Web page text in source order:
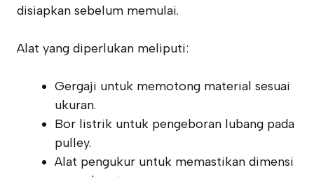
disiapkan sebelum memulai.
Alat yang diperlukan meliputi:
Gergaji untuk memotong material sesuai
ukuran.
Bor listrik untuk pengeboran lubang pada
pulley.
Alat pengukur untuk memastikan dimensi